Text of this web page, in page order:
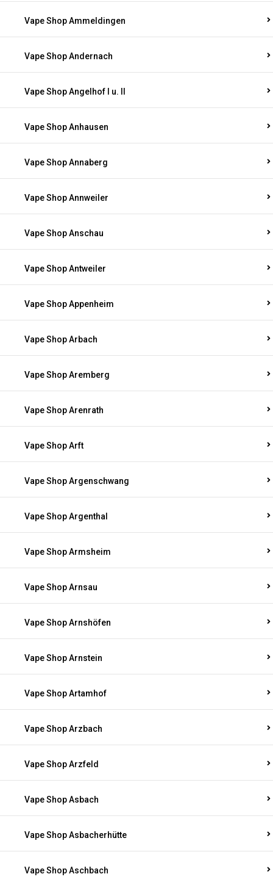
Vape Shop Ammeldingen
Vape Shop Andernach
Vape Shop Angelhof I u. II
Vape Shop Anhausen
Vape Shop Annaberg
Vape Shop Annweiler
Vape Shop Anschau
Vape Shop Antweiler
Vape Shop Appenheim
Vape Shop Arbach
Vape Shop Aremberg
Vape Shop Arenrath
Vape Shop Arft
Vape Shop Argenschwang
Vape Shop Argenthal
Vape Shop Armsheim
Vape Shop Arnsau
Vape Shop Arnshöfen
Vape Shop Arnstein
Vape Shop Artamhof
Vape Shop Arzbach
Vape Shop Arzfeld
Vape Shop Asbach
Vape Shop Asbacherhütte
Vape Shop Aschbach